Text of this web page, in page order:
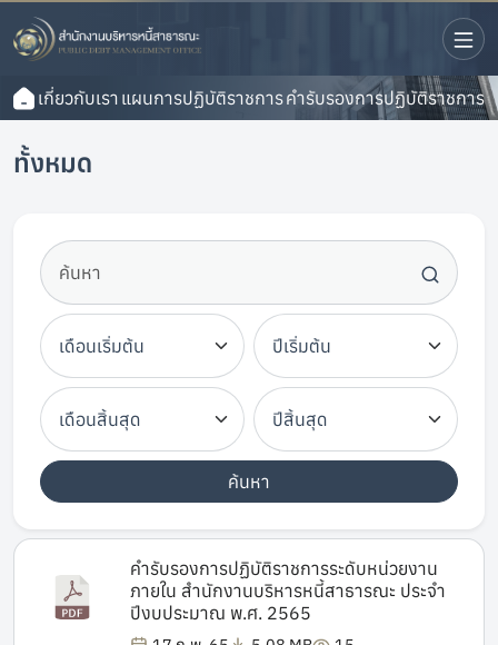
เกี่ยวกับเรา แผนการปฏิบัติราชการคำรับรองการปฏิบัติราชการ
ทั้งหมด
ค้นหา
คำรับรองการปฏิบัติราชการระดับหน่วยงาน
ภายใน สำนักงานบริหารหนี้สาธารณะ ประจำ
ปีงบประมาณ พ.ศ. 2565